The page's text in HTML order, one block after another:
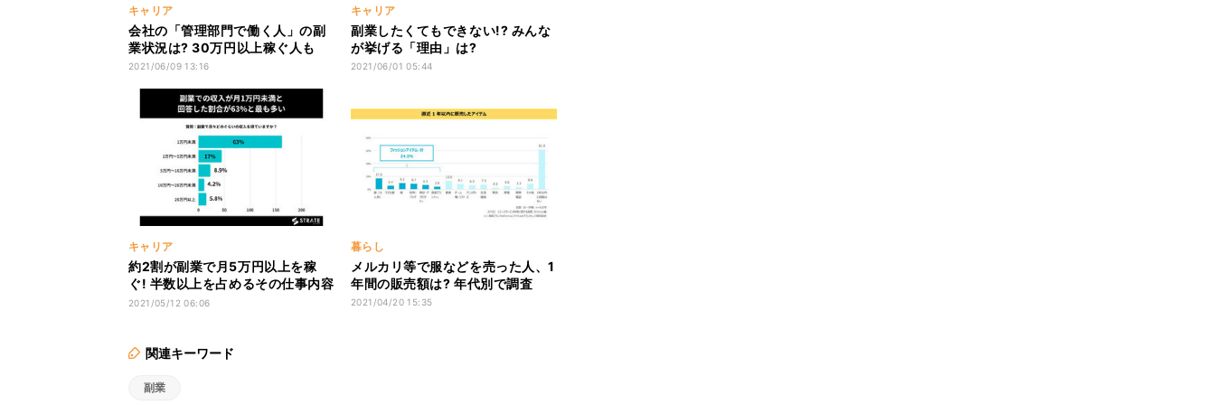
キャリア
会社の「管理部門で働く人」の副
業状況は? 30万円以上稼ぐ人も
2021/06/09 13:16
キャリア
副業したくてもできない!? みんな
が挙げる「理由」は?
2021/06/01 05:44
キャリア
約2割が副業で月5万円以上を稼
ぐ! 半数以上を占めるその仕事内容
は?
2021/05/12 06:06
暮らし
メルカリ等で服などを売った人、1
年間の販売額は? 年代別で調査
2021/04/20 15:35
関連キーワード
副業